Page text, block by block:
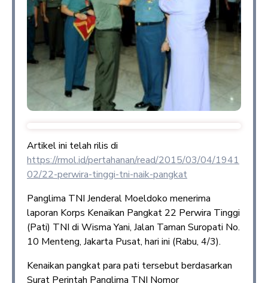
Artikel ini telah rilis di
https://rmol.id/pertahanan/read/2015/03/04/1941
02/22-perwira-tinggi-tni-naik-pangkat
Panglima TNI Jenderal Moeldoko menerima
laporan Korps Kenaikan Pangkat 22 Perwira Tinggi
(Pati) TNI di Wisma Yani, Jalan Taman Suropati No.
10 Menteng, Jakarta Pusat, hari ini (Rabu, 4/3).
Kenaikan pangkat para pati tersebut berdasarkan
Surat Perintah Panglima TNI Nomor